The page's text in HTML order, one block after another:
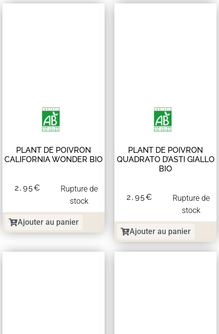
PLANT DE POIVRON
CALIFORNIA WONDER BIO
2,95€
Rupture de
stock
Ajouter au panier
PLANT DE POIVRON
QUADRATO D’ASTI GIALLO
BIO
2,95€
Rupture de
stock
Ajouter au panier